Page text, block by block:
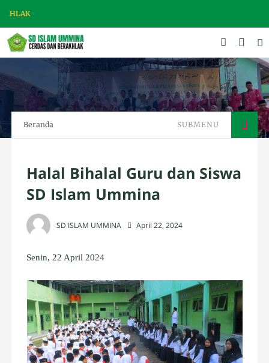
Beranda SUBMENU
Halal Bihalal Guru dan Siswa
SD Islam Ummina
SD ISLAM UMMINA April 22, 2024
Senin, 22 April 2024